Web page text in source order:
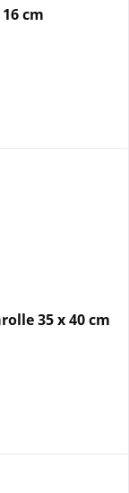
cm
35 x 40 cm